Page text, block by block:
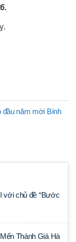
đầu năm mới Bính
với chủ đề “Bước
Thánh Giá Hà